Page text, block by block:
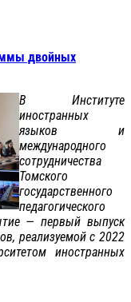
двойных
В Институте
иностранных
языков и
международного
сотрудничества
Томского
государственного
педагогического
— первый выпуск
реализуемой с 2022
иностранных